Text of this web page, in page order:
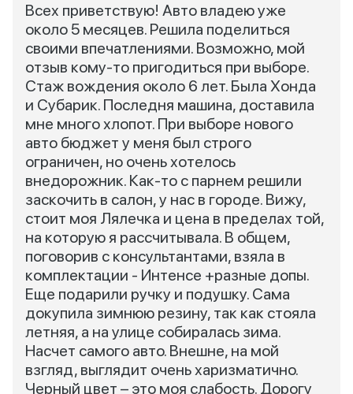
Всех приветствую! Авто владею уже
около 5 месяцев. Решила поделиться
своими впечатлениями. Возможно, мой
отзыв кому-то пригодиться при выборе.
Стаж вождения около 6 лет. Была Хонда
и Субарик. Последня машина, доставила
мне много хлопот. При выборе нового
авто бюджет у меня был строго
ограничен, но очень хотелось
внедорожник. Как-то с парнем решили
заскочить в салон, у нас в городе. Вижу,
стоит моя Лялечка и цена в пределах той,
на которую я рассчитывала. В общем,
поговорив с консультантами, взяла в
комплектации - Интенсе +разные допы.
Еще подарили ручку и подушку. Сама
докупила зимнюю резину, так как стояла
летняя, а на улице собиралась зима.
Насчет самого авто. Внешне, на мой
взгляд, выглядит очень харизматично.
Черный цвет – это моя слабость. Дорогу